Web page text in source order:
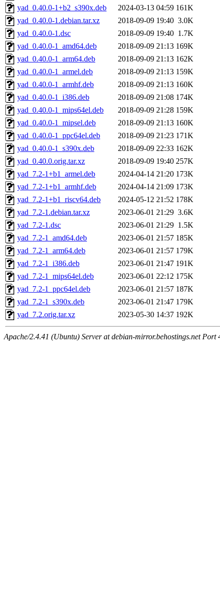
yad_0.40.0-1+b2_s390x.deb
2024-03-13 04:59 161K
yad_0.40.0-1.debian.tar.xz
2018-09-09 19:40 3.0K
yad_0.40.0-1.dsc
2018-09-09 19:40 1.7K
yad_0.40.0-1_amd64.deb
2018-09-09 21:13 169K
yad_0.40.0-1_arm64.deb
2018-09-09 21:13 162K
yad_0.40.0-1_armel.deb
2018-09-09 21:13 159K
yad_0.40.0-1_armhf.deb
2018-09-09 21:13 160K
yad_0.40.0-1_i386.deb
2018-09-09 21:08 174K
yad_0.40.0-1_mips64el.deb
2018-09-09 21:28 159K
yad_0.40.0-1_mipsel.deb
2018-09-09 21:13 160K
yad_0.40.0-1_ppc64el.deb
2018-09-09 21:23 171K
yad_0.40.0-1_s390x.deb
2018-09-09 22:33 162K
yad_0.40.0.orig.tar.xz
2018-09-09 19:40 257K
yad_7.2-1+b1_armel.deb
2024-04-14 21:20 173K
yad_7.2-1+b1_armhf.deb
2024-04-14 21:09 173K
yad_7.2-1+b1_riscv64.deb
2024-05-12 21:52 178K
yad_7.2-1.debian.tar.xz
2023-06-01 21:29 3.6K
yad_7.2-1.dsc
2023-06-01 21:29 1.5K
yad_7.2-1_amd64.deb
2023-06-01 21:57 185K
yad_7.2-1_arm64.deb
2023-06-01 21:57 179K
yad_7.2-1_i386.deb
2023-06-01 21:47 191K
yad_7.2-1_mips64el.deb
2023-06-01 22:12 175K
yad_7.2-1_ppc64el.deb
2023-06-01 21:57 187K
yad_7.2-1_s390x.deb
2023-06-01 21:47 179K
yad_7.2.orig.tar.xz
2023-05-30 14:37 192K
Apache/2.4.41 (Ubuntu) Server at debian-mirror.behostings.net Port